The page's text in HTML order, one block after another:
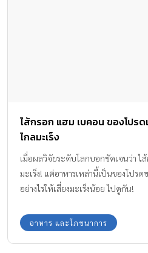
ไส้กรอก แฮม เบคอน ของโปร
ไกลมะเร็ง
เมื่อผลวิจัยระดับโลกบอกชัดเจนว่า ไ
มะเร็ง! แต่อาหารเหล่านี้เป็นของโปร
อย่างไรให้เสี่ยงมะเร็งน้อย ไปดูกัน!
อาหาร และโภชนาการ